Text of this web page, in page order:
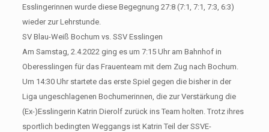
Esslingerinnen wurde diese Begegnung 27:8 (7:1, 7:1, 7:3, 6:3)
wieder zur Lehrstunde.
SV Blau-Weiß Bochum vs. SSV Esslingen
Am Samstag, 2.4.2022 ging es um 7:15 Uhr am Bahnhof in
Oberesslingen für das Frauenteam mit dem Zug nach Bochum.
Um 14:30 Uhr startete das erste Spiel gegen die bisher in der
Liga ungeschlagenen Bochumerinnen, die zur Verstärkung die
(Ex-)Esslingerin Katrin Dierolf zurück ins Team holten. Trotz ihres
sportlich bedingten Weggangs ist Katrin Teil der SSVE-